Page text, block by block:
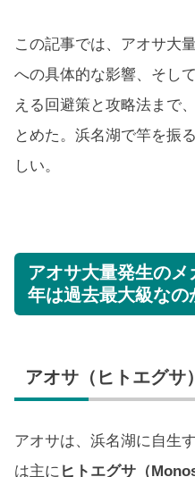
この記事では、アオサ大
への具体的な影響、そし
える回避策と攻略法まで
とめた。浜名湖で竿を振
しい。
アオサ大量発生の
年は過去最大級なの
アオサ（ヒトエグサ
アオサは、浜名湖に自生
は主に ヒトエグサ（